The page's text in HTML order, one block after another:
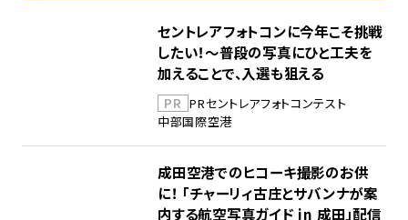
セントレアフォトコンに今年こそ挑戦
したい！～普段の写真にひと工夫を
加えることで、入選も狙える
PR PRセントレアフォトコンテスト
中部国際空港
成田空港でのヒコーキ撮影のお供
に！ 「チャーリィ古庄とサバンナが案
内する航空写真ガイド in 成田」配信